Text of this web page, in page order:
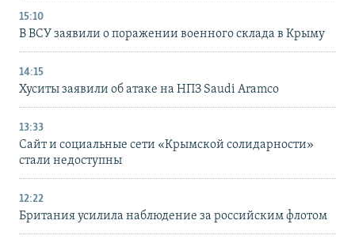
15:10
В ВСУ заявили о поражении военного склада в Крыму
14:15
Хуситы заявили об атаке на НПЗ Saudi Aramco
13:33
Сайт и социальные сети «Крымской солидарности»
стали недоступны
12:22
Британия усилила наблюдение за российским флотом